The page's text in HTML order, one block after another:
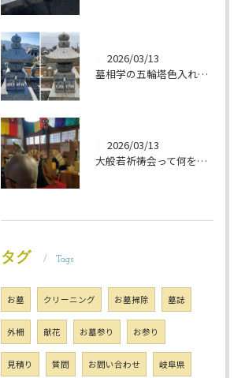
2026/03/13
墓相学の五輪塔色入れ 岐阜のお墓掃除屋「磨き専隊」です
2026/03/13
大般若祈祷会って何をするの？ 岐阜のお墓掃除屋「磨き専隊」です
タグ Tags
お墓 クリーニング お墓掃除 墓誌
外柵 献花 お墓参り お参り
見積り 質問 お問い合わせ 岐阜県